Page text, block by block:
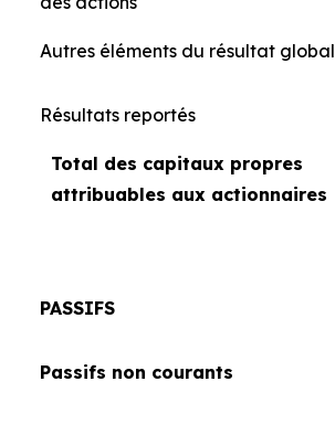
Autres éléments du résultat global
Résultats reportés
Total des capitaux propres
attribuables aux actionnaires
PASSIFS
Passifs non courants